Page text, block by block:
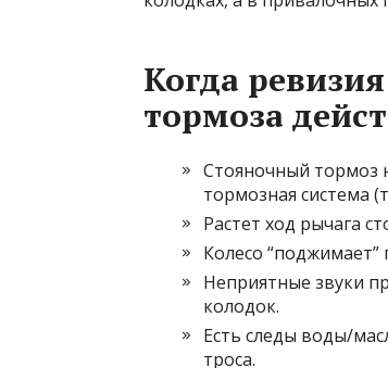
Когда
тормоза
Стояночный тормоз
тормозная система
Растет ход рычага
Колесо “поджимает”
Неприятные звуки
колодок.
Есть следы воды/
троса.